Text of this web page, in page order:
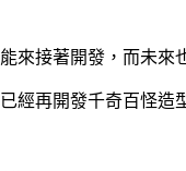
來接著開發，而未
再開發千奇百怪造